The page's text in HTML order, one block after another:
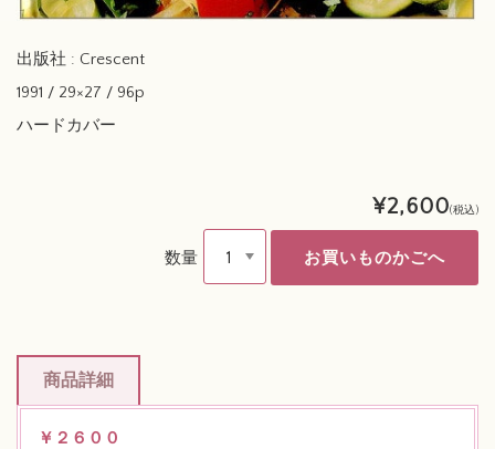
出版社 : Crescent
1991 / 29×27 / 96p
ハードカバー
¥2,600(税込)
数量
商品詳細
￥２６００